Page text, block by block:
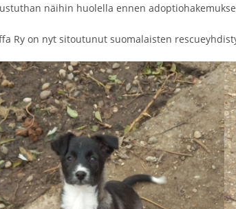
näihin huolella ennen
Ry on nyt sitoutunut suomalaisten